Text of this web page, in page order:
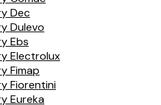
Dec
Dulevo
Ebs
Electrolux
Fimap
Fiorentini
Eureka